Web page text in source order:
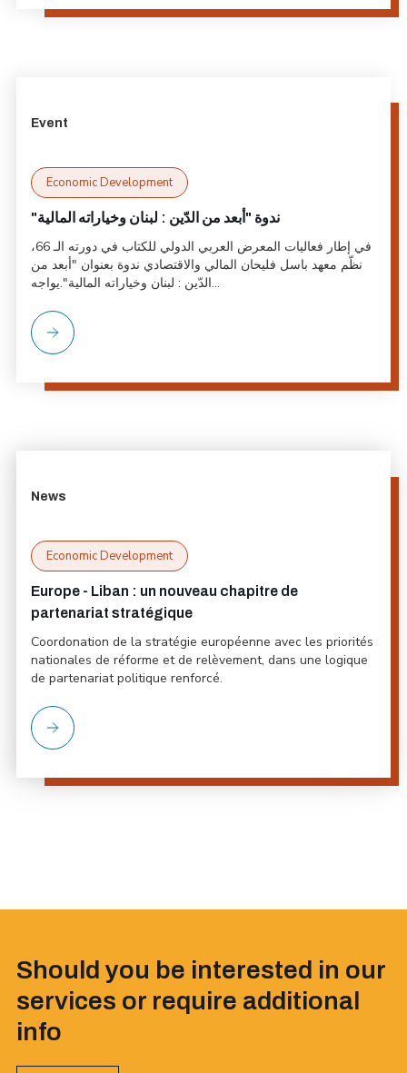
Event
Economic Development
"ندوة "أبعد من الدّين : لبنان وخياراته المالية
في إطار فعاليات المعرض العربي الدولي للكتاب في دورته الـ 66،
نظّم معهد باسل فليحان المالي والاقتصادي ندوة بعنوان "أبعد من
الدّين : لبنان وخياراته المالية".يواجه...
News
Economic Development
Europe - Liban : un nouveau chapitre de
partenariat stratégique
Coordonation de la stratégie européenne avec les priorités
nationales de réforme et de relèvement, dans une logique
de partenariat politique renforcé.
Should you be interested in our
services or require additional
info